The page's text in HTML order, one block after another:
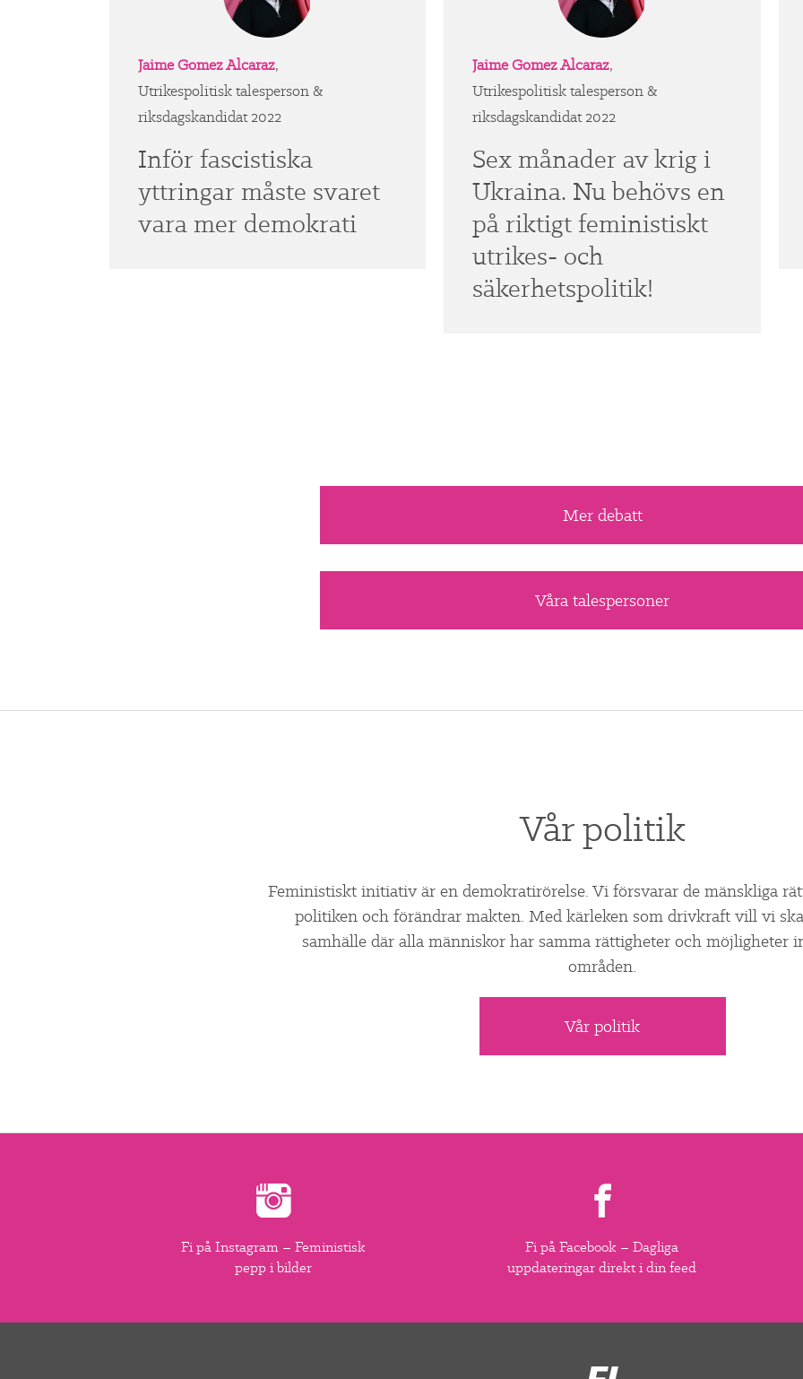
Jaime Gomez Alcaraz,
Utrikespolitisk talesperson &
riksdagskandidat 2022
Inför fascistiska
yttringar måste svaret
vara mer demokrati
Jaime Gomez Alcaraz,
Utrikespolitisk talesperson &
riksdagskandidat 2022
Sex månader av krig i
Ukraina. Nu behövs en
på riktigt feministiskt
utrikes- och
säkerhetspolitik!
Mer debatt
Våra talespersoner
Vår politik
Feministiskt initiativ är en demokratirörelse. Vi försvarar de mänskliga
politiken och förändrar makten. Med kärleken som drivkraft vill vi
samhälle där alla människor har samma rättigheter och möjligheter
områden.
Vår politik
Fi på Instagram – Feministisk
pepp i bilder
Fi på Facebook – Dagliga
uppdateringar direkt i din feed
Feministiskt